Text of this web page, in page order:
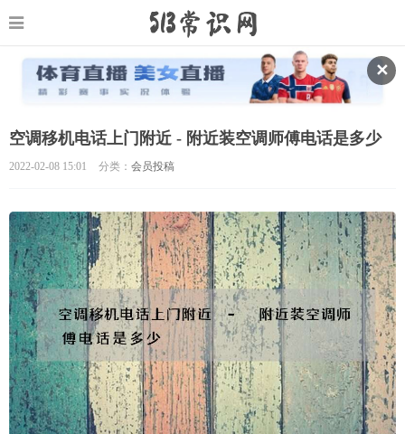
✕
空调移机电话上门附近 - 附近装空调师傅电话是多少
2022-02-08 15:01 分类： 会员投稿